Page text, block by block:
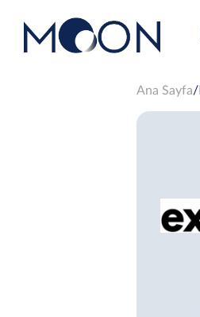
Ana Sayfa